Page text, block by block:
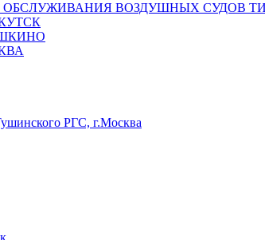
ВОЗДУШНЫХ СУДОВ
РГС, г.Москва